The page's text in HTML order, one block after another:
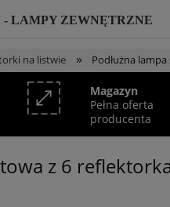
- LAMPY ZEWNĘTRZNE
na listwie » Podłużna
Magazyn
Pełna oferta
producenta
z 6